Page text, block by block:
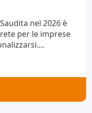
nel 2026 è
per le imprese